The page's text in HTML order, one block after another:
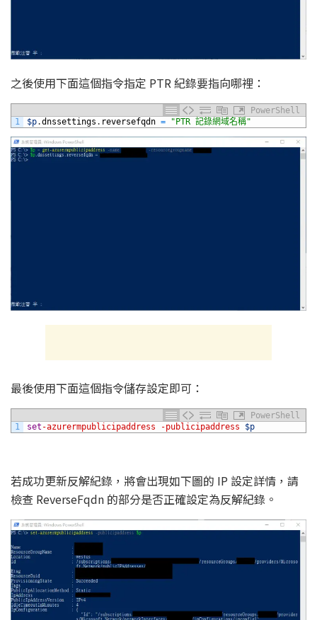
之後使用下面這個指令指定 PTR 紀錄要指向哪裡：
PowerShell
1
$p.dnssettings . reversefqdn = "PTR 記錄網域名稱"
最後使用下面這個指令儲存設定即可：
PowerShell
1
set -azurermpublicipaddress -publicipaddress $p
若成功更新反解紀錄，將會出現如下圖的 IP 設定詳情，請
檢查 ReverseFqdn 的部分是否正確設定為反解紀錄。